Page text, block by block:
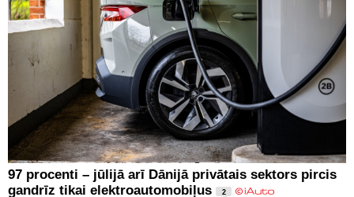
97 procenti – jūlijā arī Dānijā privātais sektors pircis
gandrīz tikai elektroautomobiļus
2